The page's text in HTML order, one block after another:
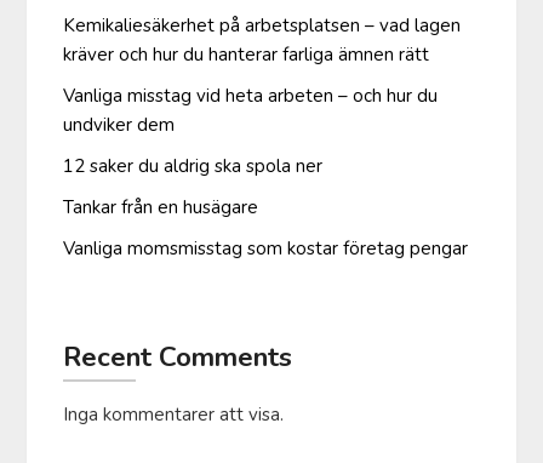
Kemikaliesäkerhet på arbetsplatsen – vad lagen
kräver och hur du hanterar farliga ämnen rätt
Vanliga misstag vid heta arbeten – och hur du
undviker dem
12 saker du aldrig ska spola ner
Tankar från en husägare
Vanliga moms­misstag som kostar företag pengar
Recent Comments
Inga kommentarer att visa.